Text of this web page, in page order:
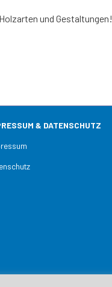
und Gestaltungen!
& DATENSCHUTZ